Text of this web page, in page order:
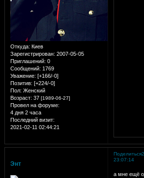
Откуда: Киев
Зарегистрирован: 2007-05-05
Приглашений: 0
Сообщений: 1769
Уважение: [+166/-0]
Позитив: [+224/-0]
Пол: Женский
Возраст: 37 [1989-06-27]
Провел на форуме:
4 дня 2 часа
Последний визит:
2021-02-11 02:44:21
Поделиться
23:07:14
Энт
а мне ещё